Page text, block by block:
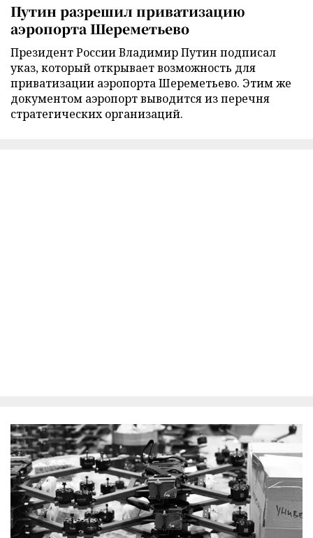
Путин разрешил приватизацию
аэропорта Шереметьево
Президент России Владимир Путин подписал
указ, который открывает возможность для
приватизации аэропорта Шереметьево. Этим же
документом аэропорт выводится из перечня
стратегических организаций.